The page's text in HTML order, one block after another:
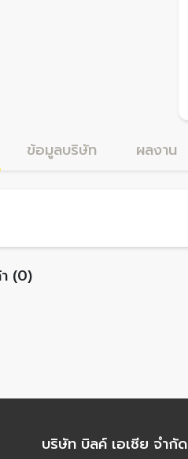
ข้อมูลบริษัท ผลงาน
(0)
บริษัท บิลค์ เอเชีย จำกัด